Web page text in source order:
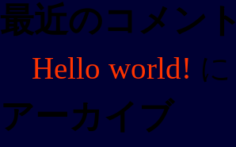
最近のコメント
Hello world! に
アーカイブ